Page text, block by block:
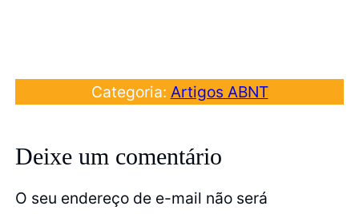
Categoria: Artigos ABNT
Deixe um comentário
O seu endereço de e-mail não será